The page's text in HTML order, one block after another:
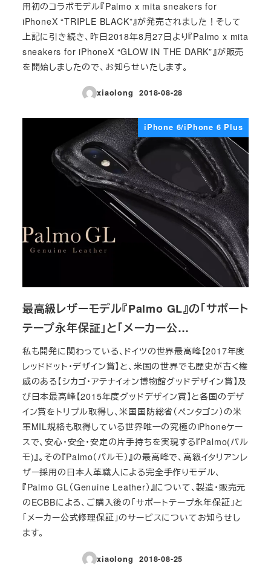
用初のコラボモデル『Palmo x mita sneakers for
iPhoneX “TRIPLE BLACK”』が発売されました！そして
上記に引き続き、昨日2018年8月27日より『Palmo x mita
sneakers for iPhoneX “GLOW IN THE DARK”』が販売
を開始しましたので、お知らせいたします。
xiaolong
投稿日
2018-08-28
iPhone 6/iPhone 6 Plus
最高級レザーモデル『Palmo GL』の「サポート
テープ永年保証」と「メーカー公…
私も開発に関わっている、ドイツの世界最高峰【2017年度
レッドドット・デザイン賞】と、米国の世界でも歴史が古く権
威のある【シカゴ・アテナイオン博物館グッドデザイン賞】及
び日本最高峰【2015年度グッドデザイン賞】と各国のデザ
イン賞をトリプル取得し、米国国防総省（ペンタゴン）の米
軍MIL規格も取得している世界唯一の究極のiPhoneケー
スで、安心・安全・安定の片手持ちを実現する『Palmo(パル
モ)』。その『Palmo（パルモ）』の最高峰で、高級イタリアンレ
ザー採用の日本人革職人による完全手作りモデル、
『Palmo GL（Genuine Leather）』について、製造・販売元
のECBBによる、ご購入後の「サポートテープ永年保証」と
「メーカー公式修理保証」のサービスについてお知らせし
ます。
xiaolong
投稿日
2018-08-25